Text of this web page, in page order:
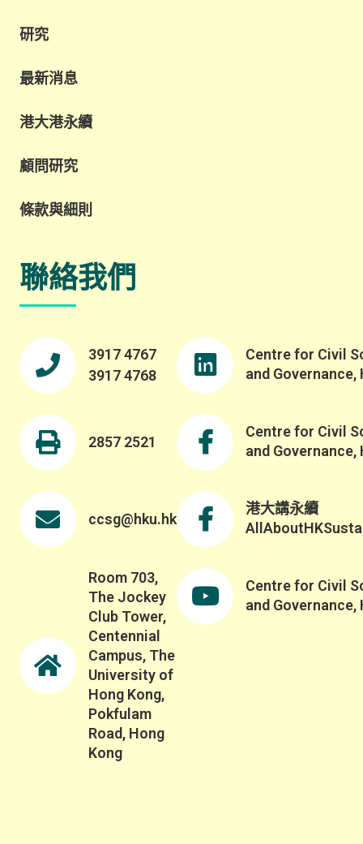
研究
最新消息
港大港永續
顧問研究
條款與細則
聯絡我們
3917 4767
3917 4768
2857 2521
ccsg@hku.hk
Room 703,
The Jockey
Club Tower,
Centennial
Campus, The
University of
Hong Kong,
Pokfulam
Road, Hong
Kong
Centre for Civil
and Governance,
Centre for Civil
and Governance,
港大講永續
Centre for Civil
and Governance,